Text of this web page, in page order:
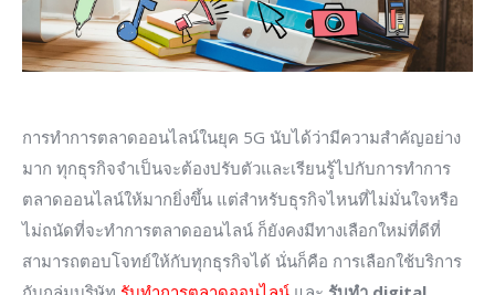
การทำการตลาดออนไลน์ในยุค 5G นับได้ว่ามีความสำคัญอย่าง
มาก ทุกธุรกิจจำเป็นจะต้องปรับตัวและเรียนรู้ไปกับการทำการ
ตลาดออนไลน์ให้มากยิ่งขึ้น แต่สำหรับธุรกิจไหนที่ไม่มั่นใจหรือ
ไม่ถนัดที่จะทำการตลาดออนไลน์ ก็ยังคงมีทางเลือกใหม่ที่ดีที่
สามารถตอบโจทย์ให้กับทุกธุรกิจได้ นั่นก็คือ การเลือกใช้บริการ